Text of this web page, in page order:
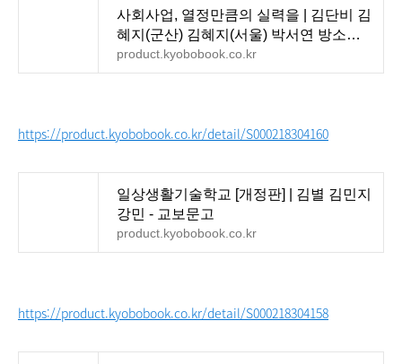
사회사업, 열정만큼의 실력을 | 김단비 김
혜지(군산) 김혜지(서울) 박서연 방소희
서주찬 이애지
product.kyobobook.co.kr
https://product.kyobobook.co.kr/detail/S000218304160
일상생활기술학교 [개정판] | 김별 김민지
강민 - 교보문고
product.kyobobook.co.kr
https://product.kyobobook.co.kr/detail/S000218304158